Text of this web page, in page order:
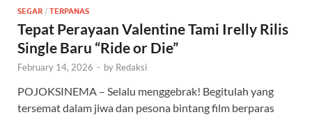
SEGAR / TERPANAS
Tepat Perayaan Valentine Tami Irelly Rilis
Single Baru “Ride or Die”
February 14, 2026 - by Redaksi
POJOKSINEMA – Selalu menggebrak! Begitulah yang
tersemat dalam jiwa dan pesona bintang film berparas